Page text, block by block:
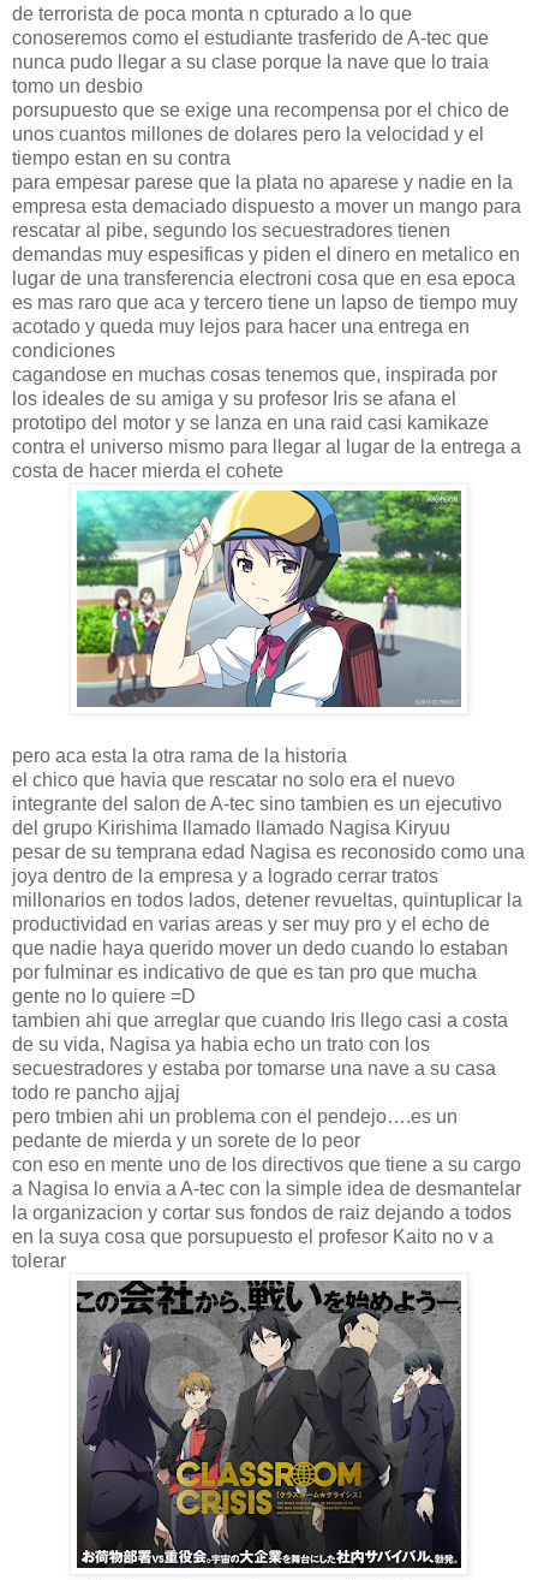
de terrorista de poca monta n cpturado a lo que
conoseremos como el estudiante trasferido de A-tec que
nunca pudo llegar a su clase porque la nave que lo traia
tomo un desbio
porsupuesto que se exige una recompensa por el chico de
unos cuantos millones de dolares pero la velocidad y el
tiempo estan en su contra
para empesar parese que la plata no aparese y nadie en la
empresa esta demaciado dispuesto a mover un mango para
rescatar al pibe, segundo los secuestradores tienen
demandas muy espesificas y piden el dinero en metalico en
lugar de una transferencia electroni cosa que en esa epoca
es mas raro que aca y tercero tiene un lapso de tiempo muy
acotado y queda muy lejos para hacer una entrega en
condiciones
cagandose en muchas cosas tenemos que, inspirada por
los ideales de su amiga y su profesor Iris se afana el
prototipo del motor y se lanza en una raid casi kamikaze
contra el universo mismo para llegar al lugar de la entrega a
costa de hacer mierda el cohete
pero aca esta la otra rama de la historia
el chico que havia que rescatar no solo era el nuevo
integrante del salon de A-tec sino tambien es un ejecutivo
del grupo Kirishima llamado llamado Nagisa Kiryuu
pesar de su temprana edad Nagisa es reconosido como una
joya dentro de la empresa y a logrado cerrar tratos
millonarios en todos lados, detener revueltas, quintuplicar la
productividad en varias areas y ser muy pro y el echo de
que nadie haya querido mover un dedo cuando lo estaban
por fulminar es indicativo de que es tan pro que mucha
gente no lo quiere =D
tambien ahi que arreglar que cuando Iris llego casi a costa
de su vida, Nagisa ya habia echo un trato con los
secuestradores y estaba por tomarse una nave a su casa
todo re pancho ajjaj
pero tmbien ahi un problema con el pendejo….es un
pedante de mierda y un sorete de lo peor
con eso en mente uno de los directivos que tiene a su cargo
a Nagisa lo envia a A-tec con la simple idea de desmantelar
la organizacion y cortar sus fondos de raiz dejando a todos
en la suya cosa que porsupuesto el profesor Kaito no v a
tolerar